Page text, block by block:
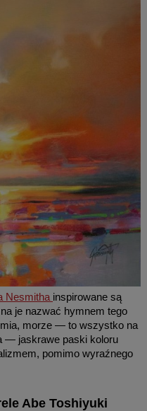
Nesmitha inspirowane są
je nazwać hymnem tego
morze — to wszystko na
— jaskrawe paski koloru
pomimo wyraźnego
Abe Toshiyuki